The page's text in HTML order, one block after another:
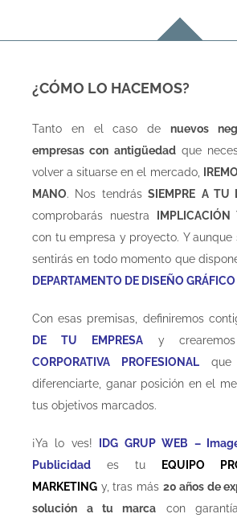
¿CÓMO LO HACEMOS?
Tanto en el caso de nuevos
empresas con antigüedadque
volver a situarse en el mercado,
MANO. Nos tendrásSIEMPRE A TU
comprobarás nuestra IMPLICACIÓN
con tu empresa y proyecto. Y aunque
sentirás en todo momento que
DEPARTAMENTO DE DISEÑO
Con esas premisas, definiremos
DE TU EMPRESAy
CORPORATIVA PROFESIONAL que
diferenciarte, ganar posición en el
tus objetivos marcados.
¡Ya lo ves!
IDG GRUP WEB –
Publicidad es tu
EQUIPO
MARKETING y, tras más 20 años de
solución
a tu marca con